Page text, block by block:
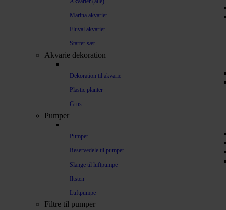
Marina akvarier
Fluval akvarier
Starter sæt
Akvarie dekoration
Dekoration til akvarie
Plastic planter
Grus
Pumper
Pumper
Reservedele til pumper
Slange til luftpumpe
Iltsten
Luftpumpe
Filtre til pumper